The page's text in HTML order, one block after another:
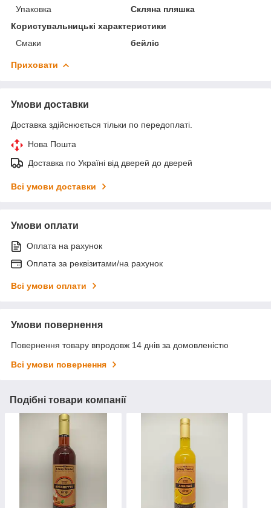
Упаковка
Скляна пляшка
Користувальницькі характеристики
Смаки
бейліс
Приховати
Умови доставки
Доставка здійснюється тільки по передоплаті.
Нова Пошта
Доставка по Україні від дверей до дверей
Всі умови доставки
Умови оплати
Оплата на рахунок
Оплата за реквізитами/на рахунок
Всі умови оплати
Умови повернення
Повернення товару впродовж 14 днів за домовленістю
Всі умови повернення
Подібні товари компанії